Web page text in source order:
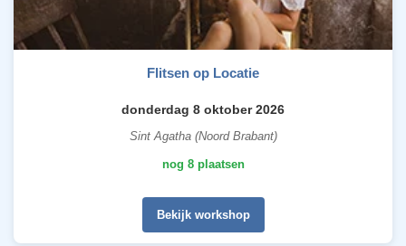
Flitsen op Locatie
donderdag 8 oktober 2026
Sint Agatha (Noord Brabant)
nog 8 plaatsen
Bekijk workshop